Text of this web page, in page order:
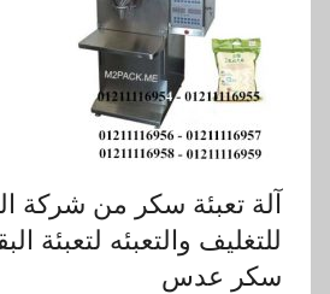
آلة تعبئة سكر من شركة
للتغليف والتعبئه لتعبئة
سكر عدس